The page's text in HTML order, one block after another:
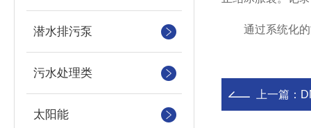
潜水排污泵
污水处理类
太阳能
通过系统化的
上一篇：